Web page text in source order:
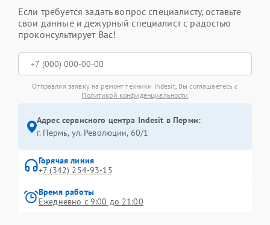
Если требуется задать вопрос специалисту, оставьте
свои данные и дежурный специалист с радостью
проконсультирует Вас!
Отправляя заявку на ремонт техники Indesit, Вы соглашаетесь с
Политикой конфиденциальности
Адрес сервисного центра Indesit в Перми:
г. Пермь, ул. ​Революции, 60/1
Горячая линия
+7 (342) 254-93-15
Время работы
Ежедневно с 9:00 до 21:00